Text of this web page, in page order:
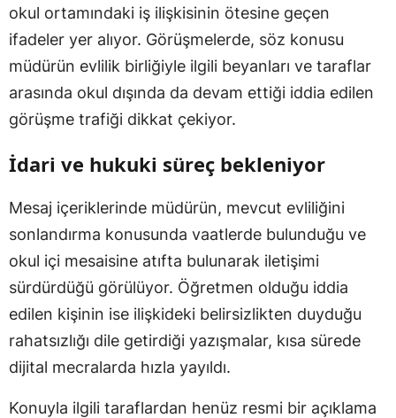
okul ortamındaki iş ilişkisinin ötesine geçen
ifadeler yer alıyor. Görüşmelerde, söz konusu
müdürün evlilik birliğiyle ilgili beyanları ve taraflar
arasında okul dışında da devam ettiği iddia edilen
görüşme trafiği dikkat çekiyor.
İdari ve hukuki süreç bekleniyor
Mesaj içeriklerinde müdürün, mevcut evliliğini
sonlandırma konusunda vaatlerde bulunduğu ve
okul içi mesaisine atıfta bulunarak iletişimi
sürdürdüğü görülüyor. Öğretmen olduğu iddia
edilen kişinin ise ilişkideki belirsizlikten duyduğu
rahatsızlığı dile getirdiği yazışmalar, kısa sürede
dijital mecralarda hızla yayıldı.
Konuyla ilgili taraflardan henüz resmi bir açıklama